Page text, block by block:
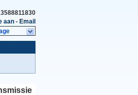
aan - Email